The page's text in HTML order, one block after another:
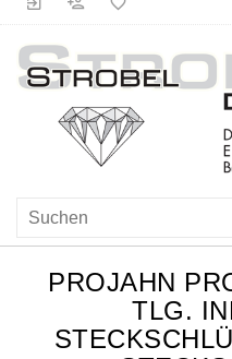
PROJAHN
TLG.